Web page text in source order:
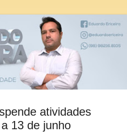
atividades
13 de junho